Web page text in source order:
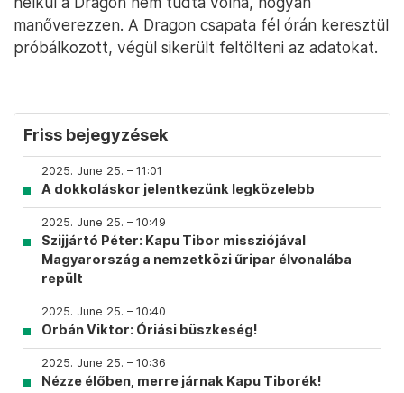
manőverezzen. A Dragon csapata fél órán keresztül
próbálkozott, végül sikerült feltölteni az adatokat.
Friss bejegyzések
2025. June 25. – 11:01
A dokkoláskor jelentkezünk legközelebb
2025. June 25. – 10:49
Szijjártó Péter: Kapu Tibor missziójával
Magyarország a nemzetközi űripar élvonalába
repült
2025. June 25. – 10:40
Orbán Viktor: Óriási büszkeség!
2025. June 25. – 10:36
Nézze élőben, merre járnak Kapu Tiborék!